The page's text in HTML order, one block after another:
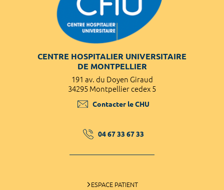
CENTRE HOSPITALIER UNIVERSITAIRE
DE MONTPELLIER
191 av. du Doyen Giraud
34295 Montpellier cedex 5
Contacter le CHU
04 67 33 67 33
ESPACE PATIENT